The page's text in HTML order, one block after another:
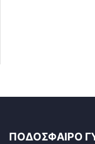
ΠΟΔΟΣΦΑΙΡΟ